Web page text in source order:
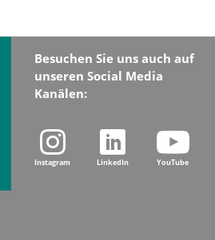
Besuchen Sie uns auch auf
unseren Social Media
Kanälen:
Instagram LinkedIn YouTube